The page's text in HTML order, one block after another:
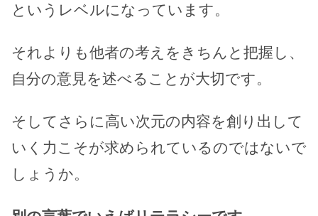
というレベルになっています。
それよりも他者の考えをきちんと把握し、
自分の意見を述べることが大切です。
そしてさらに高い次元の内容を創り出して
いく力こそが求められているのではないで
しょうか。